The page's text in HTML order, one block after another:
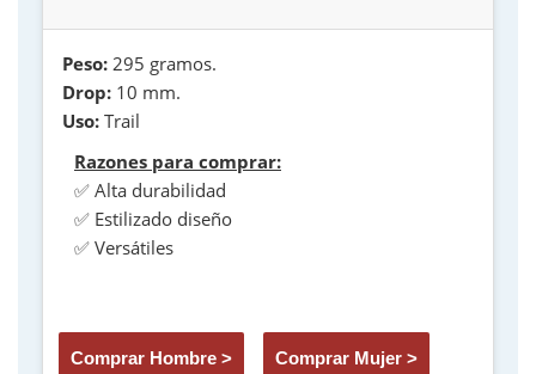
Peso: 295 gramos.
Drop: 10 mm.
Uso: Trail
Razones para comprar:
✅ Alta durabilidad
✅ Estilizado diseño
✅ Versátiles
Comprar Hombre > Comprar Mujer >